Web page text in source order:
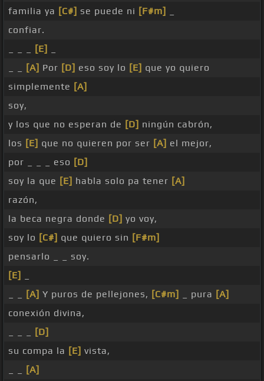
familia ya [C#] se puede ni [F#m]
confiar.
[E]
[A] Por [D] eso soy lo [E] que yo quiero
simplemente [A]
soy,
y los que no esperan de [D] ningún cabrón,
los [E] que no quieren por ser [A] el mejor,
por _ _ _ eso [D]
soy la que [E] habla solo pa tener [A]
razón,
la beca negra donde [D] yo voy,
soy lo [C#] que quiero sin [F#m]
pensarlo _ _ soy.
[E]
[A] Y puros de pellejones, [C#m] _ pura [A]
conexión divina,
[D]
su compa la [E] vista,
[A]